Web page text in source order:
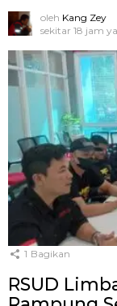
oleh Kang Zey
sekitar 18 jam
1 Bagikan
RSUD